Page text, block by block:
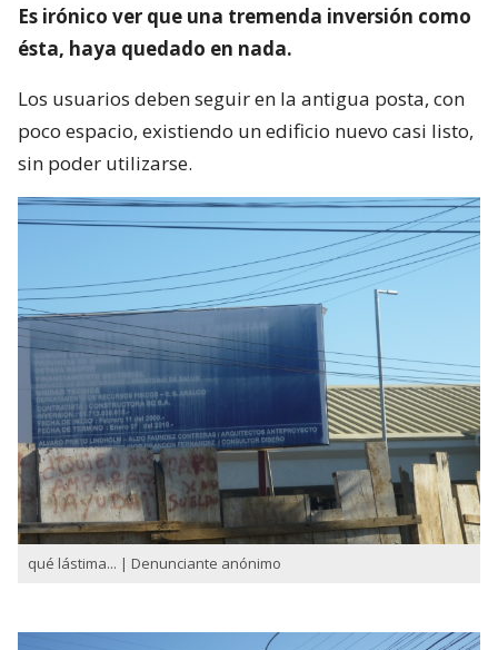
Es irónico ver que una tremenda inversión como
ésta, haya quedado en nada.
Los usuarios deben seguir en la antigua posta, con
poco espacio, existiendo un edificio nuevo casi listo,
sin poder utilizarse.
qué lástima... | Denunciante anónimo